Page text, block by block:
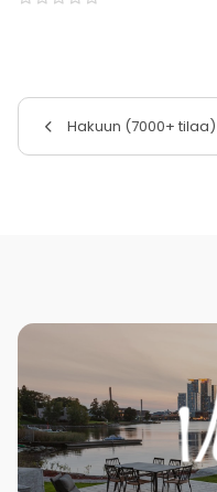
Hakuun (7000+ tilaa)